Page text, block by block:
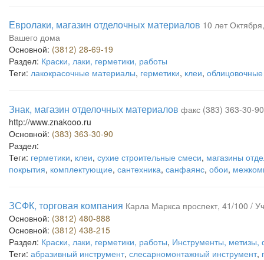
Евролаки, магазин отделочных материалов 10 лет
Вашего дома
Основной: (3812) 28-69-19
Раздел: Краски, лаки, герметики, работы
Теги: лакокрасочные материалы, герметики, клеи,
Знак, магазин отделочных материалов факс (383) 363-30-
http://www.znakooo.ru
Основной: (383) 363-30-90
Раздел:
Теги: герметики, клеи, сухие строительные смеси, магазины
покрытия, комплектующие, сантехника, санфаянс, обои,
ЗСФК, торговая компания Карла Маркса проспект, 41/100 /
Основной: (3812) 480-888
Основной: (3812) 438-215
Раздел: Краски, лаки, герметики, работы, Инструменты, метизы,
Теги: абразивный инструмент, слесарномонтажный инструмент,